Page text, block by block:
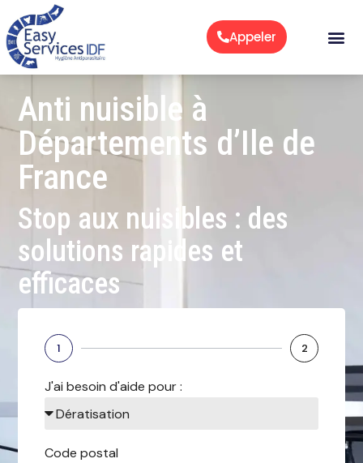
Aller
au
contenu
Appeler
Anti nuisible à
Départements d’Ile de
France
Stop aux nuisibles : des
solutions rapides et
efficaces
1 2
J'ai besoin d'aide pour :
Code postal